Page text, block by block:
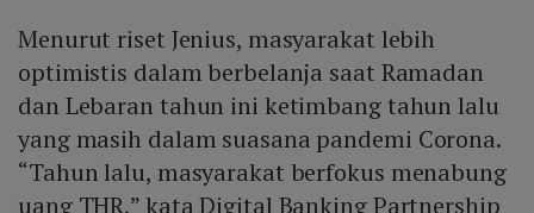
Menurut riset Jenius, masyarakat lebih
optimistis dalam berbelanja saat Ramadan
dan Lebaran tahun ini ketimbang tahun lalu
yang masih dalam suasana pandemi Corona.
“Tahun lalu, masyarakat berfokus menabung
uang THR,” kata Digital Banking Partnership